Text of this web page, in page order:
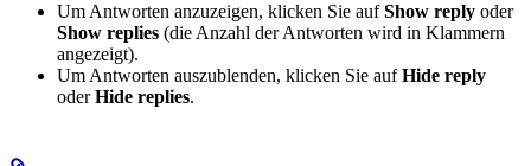
Um Antworten anzuzeigen, klicken Sie aufShow reply oder
Show replies (die Anzahl der Antworten wird in Klammern
angezeigt).
Um Antworten auszublenden, klicken Sie aufHide reply
oderHide replies.